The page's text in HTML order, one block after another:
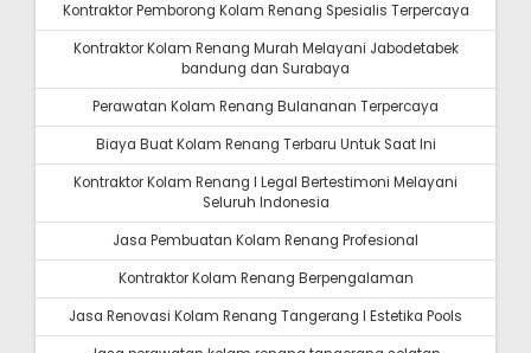
Kontraktor Pemborong Kolam Renang Spesialis Terpercaya
Kontraktor Kolam Renang Murah Melayani Jabodetabek
bandung dan Surabaya
Perawatan Kolam Renang Bulananan Terpercaya
Biaya Buat Kolam Renang Terbaru Untuk Saat Ini
Kontraktor Kolam Renang I Legal Bertestimoni Melayani
Seluruh Indonesia
Jasa Pembuatan Kolam Renang Profesional
Kontraktor Kolam Renang Berpengalaman
Jasa Renovasi Kolam Renang Tangerang I Estetika Pools